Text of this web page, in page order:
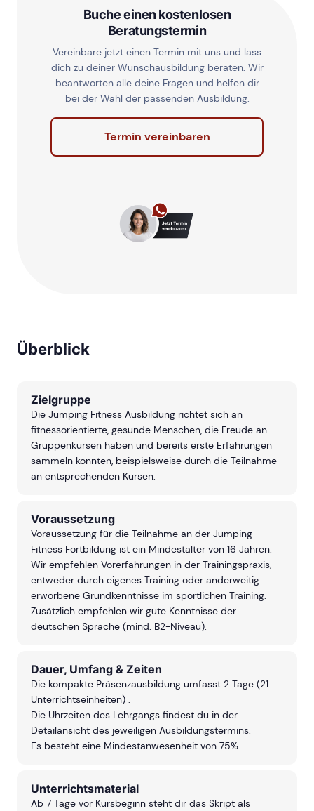
Buche einen kostenlosen
Beratungstermin
Vereinbare jetzt einen Termin mit uns und lass
dich zu deiner Wunschausbildung beraten. Wir
beantworten alle deine Fragen und helfen dir
bei der Wahl der passenden Ausbildung.
Termin vereinbaren
Überblick
Zielgruppe
Die Jumping Fitness Ausbildung richtet sich an
fitnessorientierte, gesunde Menschen, die Freude an
Gruppenkursen haben und bereits erste Erfahrungen
sammeln konnten, beispielsweise durch die Teilnahme
an entsprechenden Kursen.
Voraussetzung
Voraussetzung für die Teilnahme an der Jumping
Fitness Fortbildung ist ein Mindestalter von 16 Jahren.
Wir empfehlen Vorerfahrungen in der Trainingspraxis,
entweder durch eigenes Training oder anderweitig
erworbene Grundkenntnisse im sportlichen Training.
Zusätzlich empfehlen wir gute Kenntnisse der
deutschen Sprache (mind. B2-Niveau).
Dauer, Umfang & Zeiten
Die kompakte Präsenzausbildung umfasst 2 Tage (21
Unterrichtseinheiten) .
Die Uhrzeiten des Lehrgangs findest du in der
Detailansicht des jeweiligen Ausbildungstermins.
Es besteht eine Mindestanwesenheit von 75%.
Unterrichtsmaterial
Ab 7 Tage vor Kursbeginn steht dir das Skript als